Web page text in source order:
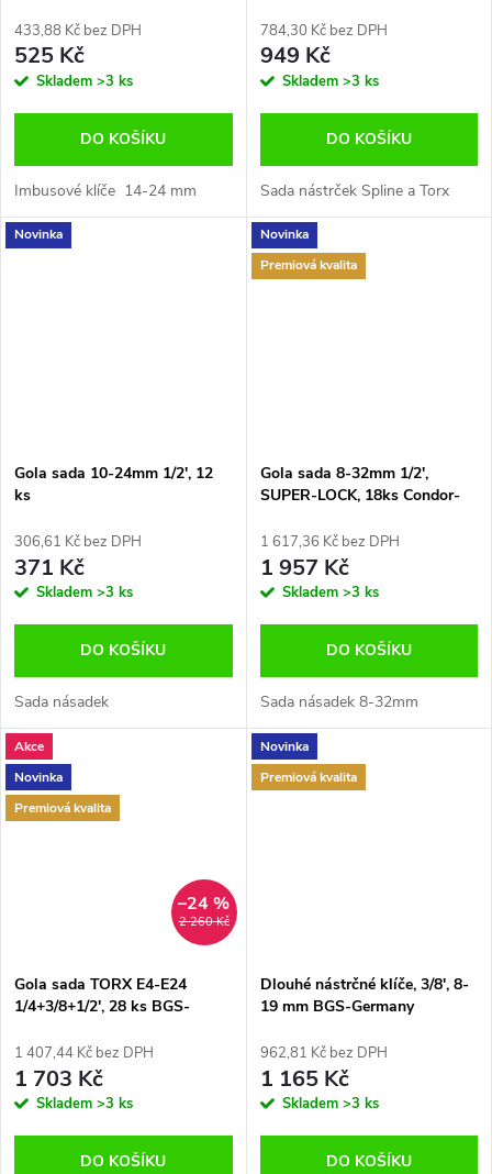
433,88 Kč bez DPH
525 Kč
Skladem >3 ks
DO KOŠÍKU
Imbusové klíče 14-24 mm
784,30 Kč bez DPH
949 Kč
Skladem >3 ks
DO KOŠÍKU
Sada nástrček Spline a Torx
Novinka
Gola sada 10-24mm 1/2', 12
ks
306,61 Kč bez DPH
371 Kč
Skladem >3 ks
DO KOŠÍKU
Sada násadek
Novinka
Premiová kvalita
Gola sada 8-32mm 1/2',
SUPER-LOCK, 18ks Condor-
1 617,36 Kč bez DPH
1 957 Kč
Skladem >3 ks
DO KOŠÍKU
Sada násadek 8-32mm
Akce
Novinka
Premiová kvalita
2 260 Kč
–24 %
Gola sada TORX E4-E24
1/4+3/8+1/2', 28 ks BGS-
1 407,44 Kč bez DPH
1 703 Kč
Skladem >3 ks
DO KOŠÍKU
Novinka
Premiová kvalita
Dlouhé nástrčné klíče, 3/8', 8-
19 mm BGS-Germany
962,81 Kč bez DPH
1 165 Kč
Skladem >3 ks
DO KOŠÍKU